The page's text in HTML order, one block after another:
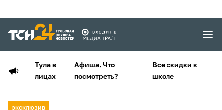
Тула в
лицах
Афиша. Что
посмотреть?
Все скидки к
школе
ЭКСКЛЮЗИВ